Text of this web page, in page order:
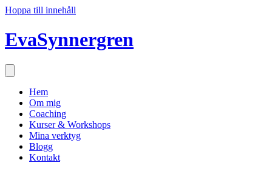
Hoppa till innehåll
EvaSynnergren
Hem
Om mig
Coaching
Kurser & Workshops
Mina verktyg
Blogg
Kontakt